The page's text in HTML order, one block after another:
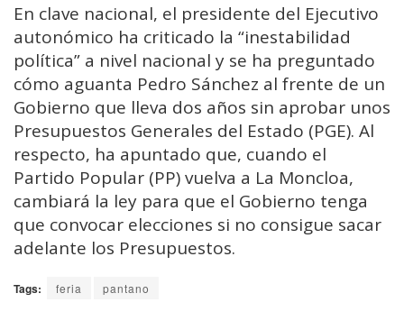
En clave nacional, el presidente del Ejecutivo
autonómico ha criticado la “inestabilidad
política” a nivel nacional y se ha preguntado
cómo aguanta Pedro Sánchez al frente de un
Gobierno que lleva dos años sin aprobar unos
Presupuestos Generales del Estado (PGE). Al
respecto, ha apuntado que, cuando el
Partido Popular (PP) vuelva a La Moncloa,
cambiará la ley para que el Gobierno tenga
que convocar elecciones si no consigue sacar
adelante los Presupuestos.
Tags: feria pantano